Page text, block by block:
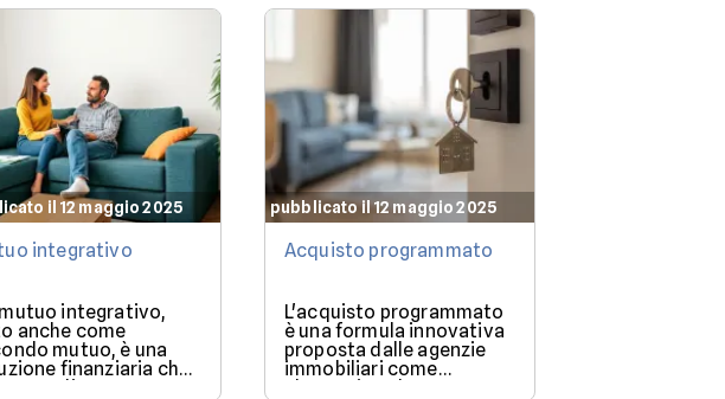
il 12 maggio 2025
integrativo
integrativo,
anche come
mutuo, è una
finanziaria che
di ottenere
pubblicato il 12 maggio 2025
Acquisto programmato
L'acquisto programmato
è una formula innovativa
proposta dalle agenzie
immobiliari come
alternativa al mutuo